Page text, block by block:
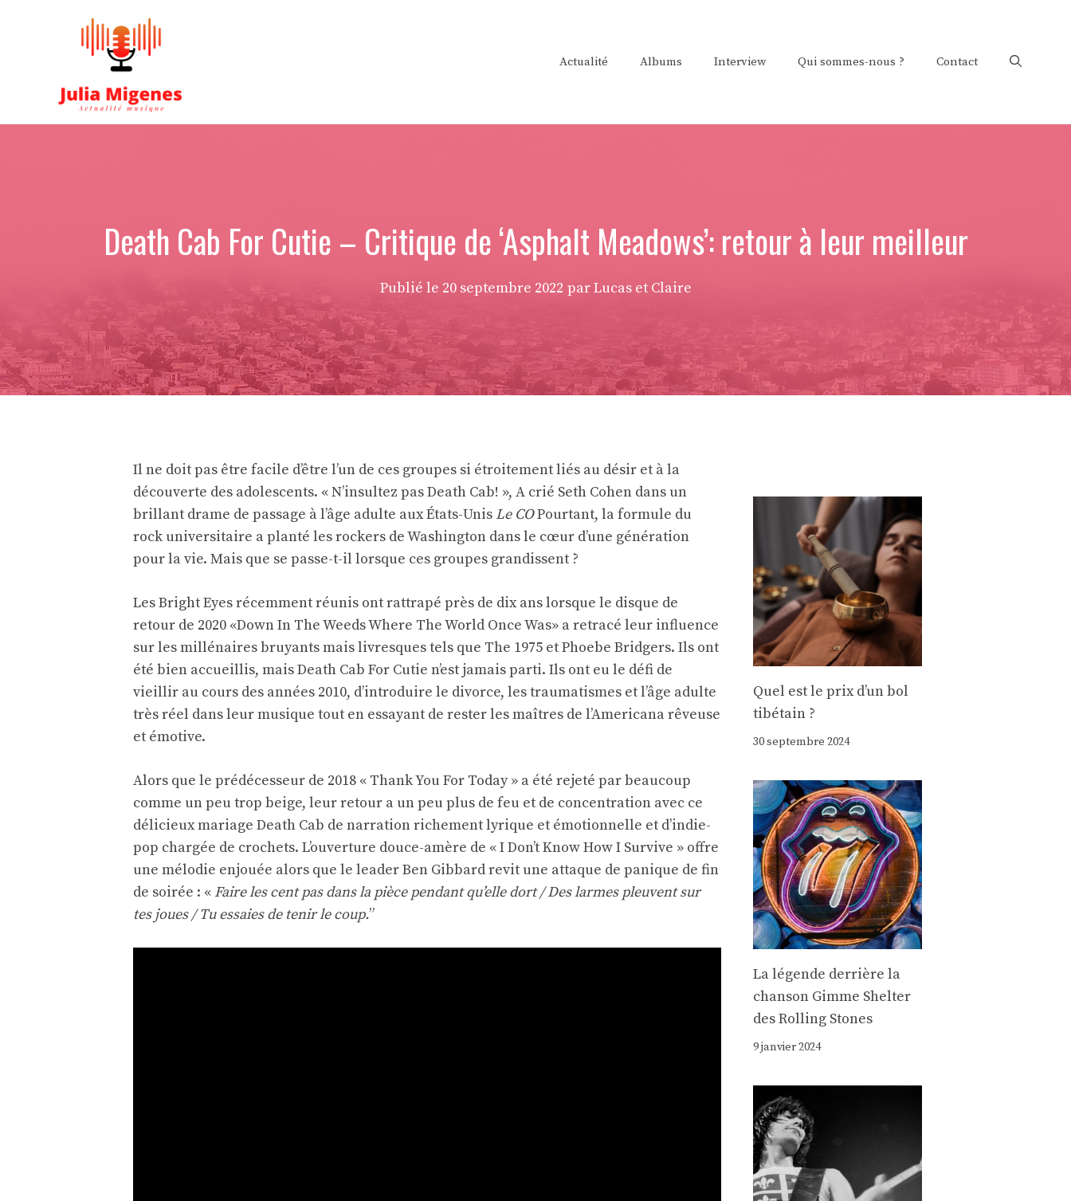
Actualité Albums Interview Qui sommes-nous ? Contact
Death Cab For Cutie – Critique de ‘Asphalt Meadows’: retour à leur meilleur
Publié le 20 septembre 2022 par Lucas et Claire
Il ne doit pas être facile d’être l’un de ces groupes si étroitement liés au désir et à la
découverte des adolescents. « N’insultez pas Death Cab! », A crié Seth Cohen dans un
brillant drame de passage à l’âge adulte aux États-Unis Le COPourtant, la formule du
rock universitaire a planté les rockers de Washington dans le cœur d’une génération
pour la vie. Mais que se passe-t-il lorsque ces groupes grandissent ?
Les Bright Eyes récemment réunis ont rattrapé près de dix ans lorsque le disque de
retour de 2020 «Down In The Weeds Where The World Once Was» a retracé leur influence
sur les millénaires bruyants mais livresques tels que The 1975 et Phoebe Bridgers. Ils ont
été bien accueillis, mais Death Cab For Cutie n’est jamais parti. Ils ont eu le défi de
vieillir au cours des années 2010, d’introduire le divorce, les traumatismes et l’âge adulte
très réel dans leur musique tout en essayant de rester les maîtres de l’Americana rêveuse
et émotive.
Alors que le prédécesseur de 2018 « Thank You For Today » a été rejeté par beaucoup
comme un peu trop beige, leur retour a un peu plus de feu et de concentration avec ce
délicieux mariage Death Cab de narration richement lyrique et émotionnelle et d’indie-
pop chargée de crochets. L’ouverture douce-amère de « I Don’t Know How I Survive » offre
une mélodie enjouée alors que le leader Ben Gibbard revit une attaque de panique de fin
de soirée : « Faire les cent pas dans la pièce pendant qu’elle dort / Des larmes pleuvent sur
tes joues / Tu essaies de tenir le coup.”
Quel est le prix d’un bol
tibétain ?
30 septembre 2024
La légende derrière la
chanson Gimme Shelter
des Rolling Stones
9 janvier 2024